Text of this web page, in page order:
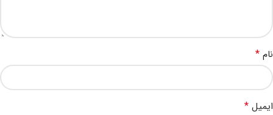
نام *
ایمیل *